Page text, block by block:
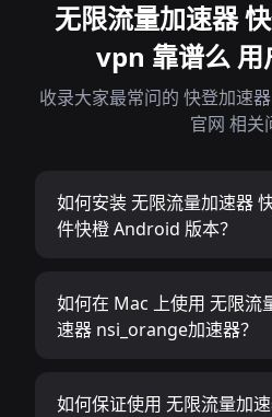
无限流量加速器
vpn 靠谱么 用
收录大家最常问的 快登加速
官网 相关
如何安装 无限流量加速器
件快橙 Android 版本？
如何在 Mac 上使用 无限流
速器 nsi_orange加速器？
如何保证使用 无限流量加